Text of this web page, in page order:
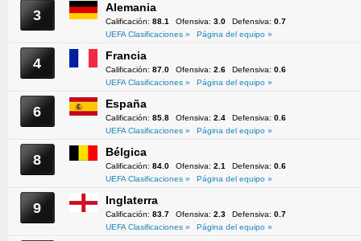
3 Alemania
Calificación: 88.1 Ofensiva: 3.0 Defensiva: 0.7
UEFA Clasificaciones »
Página del equipo »
4 Francia
Calificación: 87.0 Ofensiva: 2.6 Defensiva: 0.6
UEFA Clasificaciones »
Página del equipo »
6 España
Calificación: 85.8 Ofensiva: 2.4 Defensiva: 0.6
UEFA Clasificaciones »
Página del equipo »
8 Bélgica
Calificación: 84.0 Ofensiva: 2.1 Defensiva: 0.6
UEFA Clasificaciones »
Página del equipo »
9 Inglaterra
Calificación: 83.7 Ofensiva: 2.3 Defensiva: 0.7
UEFA Clasificaciones »
Página del equipo »